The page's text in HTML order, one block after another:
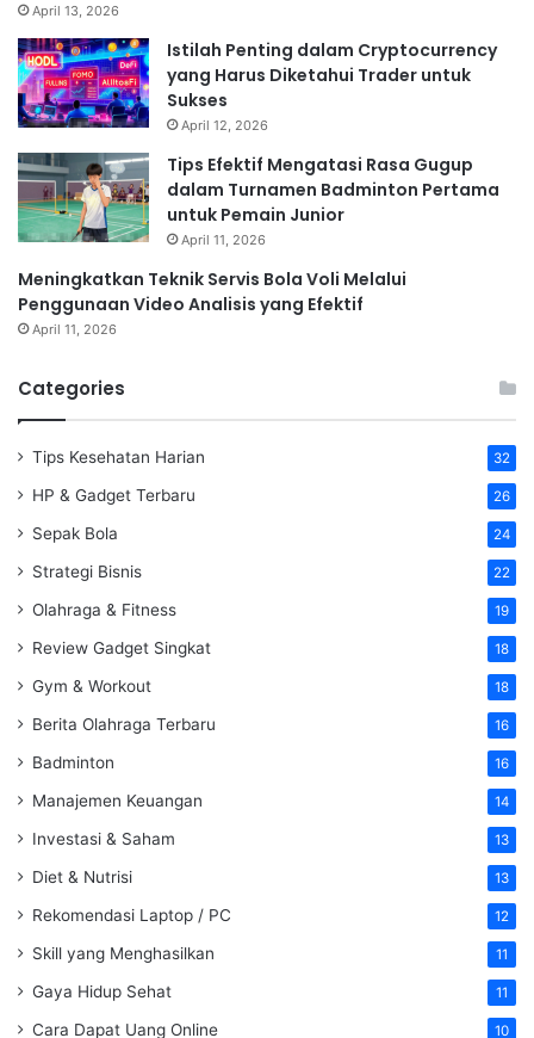
April 13, 2026
Istilah Penting dalam Cryptocurrency
yang Harus Diketahui Trader untuk
Sukses
April 12, 2026
Tips Efektif Mengatasi Rasa Gugup
dalam Turnamen Badminton Pertama
untuk Pemain Junior
April 11, 2026
Meningkatkan Teknik Servis Bola Voli Melalui
Penggunaan Video Analisis yang Efektif
April 11, 2026
Categories
Tips Kesehatan Harian 32
HP & Gadget Terbaru 26
Sepak Bola 24
Strategi Bisnis 22
Olahraga & Fitness 19
Review Gadget Singkat 18
Gym & Workout 18
Berita Olahraga Terbaru 16
Badminton 16
Manajemen Keuangan 14
Investasi & Saham 13
Diet & Nutrisi 13
Rekomendasi Laptop / PC 12
Skill yang Menghasilkan 11
Gaya Hidup Sehat 11
Cara Dapat Uang Online 10